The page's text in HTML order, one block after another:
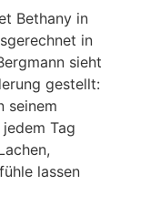
Bethany in
in
sieht
gestellt:
seinem
Tag
lassen